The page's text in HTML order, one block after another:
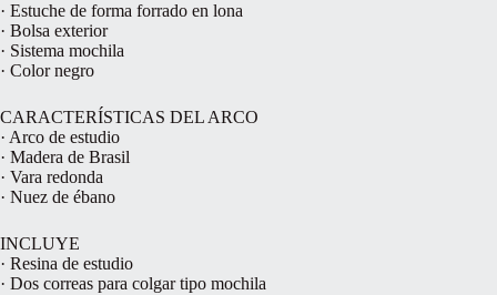
· Estuche de forma forrado en lona
· Bolsa exterior
· Sistema mochila
· Color negro
CARACTERÍSTICAS DEL ARCO
· Arco de estudio
· Madera de Brasil
· Vara redonda
· Nuez de ébano
INCLUYE
· Resina de estudio
· Dos correas para colgar tipo mochila